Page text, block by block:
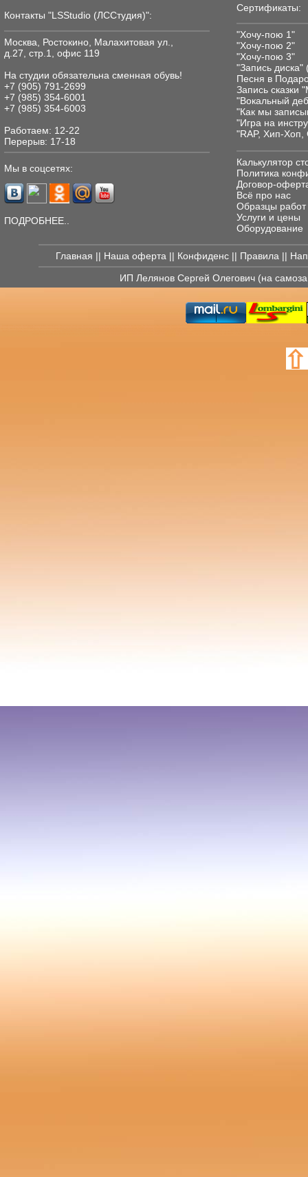
Контакты "LSStudio (ЛССтудия)":
Москва, Ростокино, Малахитовая ул.,
д.27, стр.1, офис 119
На студии обязательнa сменная обувь!
+7 (905) 791-2699
+7 (985) 354-6001
+7 (985) 354-6003
Работаем: 12-22
Перерыв: 17-18
Мы в соцсетях:
ПОДРОБНЕЕ..
Сертификаты:
"Хочу-пою 1"
"Хочу-пою 2"
"Хочу-пою 3"
"Запись диска"
Песня в
Запись сказки
"Вокальный
"Как мы
"Игра на
"RAP, Хип-Хоп,
Калькулятор
Политика
Договор-
Всё про нас
Образцы работ
Услуги и цены
Оборудование
Главная || Наша оферта || Конфиденс || Правила ||
ИП Лелянов Сергей Олегович (на